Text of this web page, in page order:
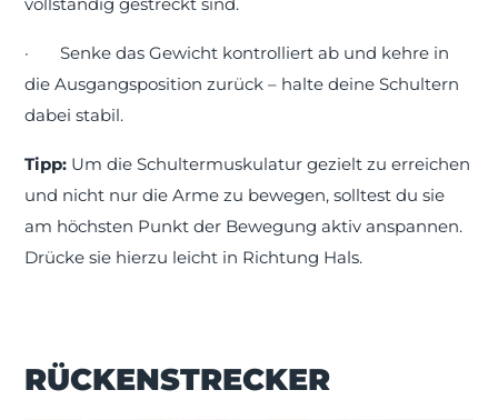
vollständig gestreckt sind.
·Senke das Gewicht kontrolliert ab und kehre in
die Ausgangsposition zurück – halte deine Schultern
dabei stabil.
Tipp: Um die Schultermuskulatur gezielt zu erreichen
und nicht nur die Arme zu bewegen, solltest du sie
am höchsten Punkt der Bewegung aktiv anspannen.
Drücke sie hierzu leicht in Richtung Hals.
RÜCKENSTRECKER